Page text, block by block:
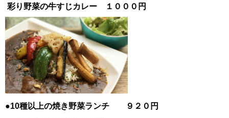
彩り野菜の牛すじカレー １０００円
●10種以上の焼き野菜ランチ ９２０円